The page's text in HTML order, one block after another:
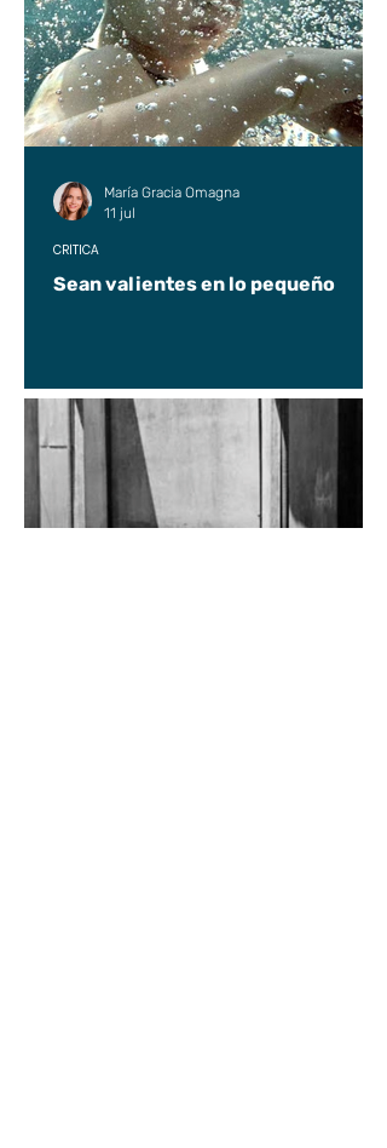
Sean valientes en lo pequeño
CRÍTICA
María Gracia Omagna
11 jul